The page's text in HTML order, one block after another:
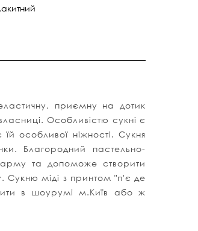
приємну на дотик
Особливістю сукні є
особливої ніжності. Сукня
Благородний пастельно-
та допоможе створити
Сукню міді з принтом "п'є де
в шоурумі м.Київ або ж